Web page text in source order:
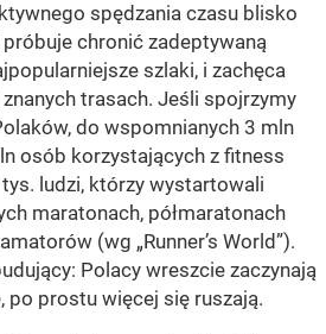
spędzania czasu blisko
chronić zadeptywaną
szlaki, i zachęca
trasach. Jeśli spojrzymy
do wspomnianych 3 mln
osób korzystających z fitness
ludzi, którzy wystartowali
maratonach, półmaratonach
(wg „Runner’s World”).
Polacy wreszcie zaczynają
po prostu więcej się ruszają.